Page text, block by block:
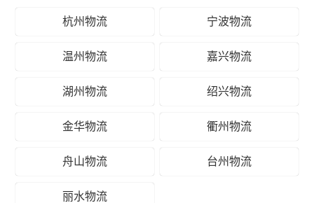
杭州物流 宁波物流
温州物流 嘉兴物流
湖州物流 绍兴物流
金华物流 衢州物流
舟山物流 台州物流
丽水物流